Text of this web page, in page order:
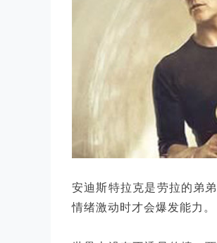
安迪斯特拉克是劳拉的弟
情绪激动时才会爆发能力。